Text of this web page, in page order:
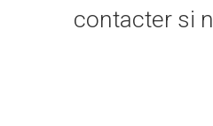
contacter si